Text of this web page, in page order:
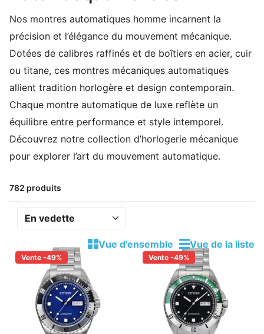
Nos montres automatiques homme incarnent la
précision et l’élégance du mouvement mécanique.
Dotées de calibres raffinés et de boîtiers en acier, cuir
ou titane, ces montres mécaniques automatiques
allient tradition horlogère et design contemporain.
Chaque montre automatique de luxe reflète un
équilibre entre performance et style intemporel.
Découvrez notre collection d’horlogerie mécanique
pour explorer l’art du mouvement automatique.
782 produits
Vue d'ensemble Vue de la liste
Vente -49% Vente -49%